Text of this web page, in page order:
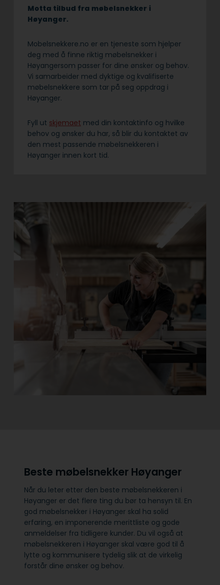
Motta tilbud fra møbelsnekker i
Høyanger.
Mobelsnekkere.no er en tjeneste som hjelper
deg med å finne riktig møbelsnekker i
Høyangersom passer for dine ønsker og behov.
Vi samarbeider med dyktige og kvalifiserte
møbelsnekkere som tar på seg oppdrag i
Høyanger.
Fyll ut skjemaet med din kontaktinfo og hvilke
behov og ønsker du har, så blir du kontaktet av
den mest passende møbelsnekkeren i
Høyanger innen kort tid.
Beste møbelsnekker Høyanger
Når du leter etter den beste møbelsnekkeren i
Høyanger er det flere ting du bør ta hensyn til. En
god møbelsnekker i Høyanger skal ha solid
erfaring, en imponerende merittliste og gode
anmeldelser fra tidligere kunder. Du vil også at
møbelsnekkeren i Høyanger skal være god til å
lytte og kommunisere tydelig slik at de virkelig
forstår dine ønsker og behov.